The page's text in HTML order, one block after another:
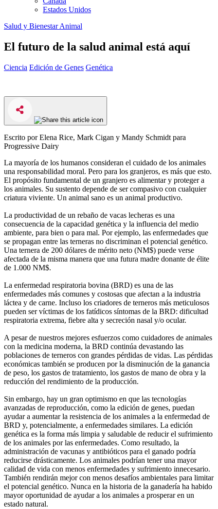
Estados Unidos
Salud y Bienestar Animal
El futuro de la salud animal está aquí
Ciencia Edición de Genes Genética
Escrito por Elena Rice, Mark Cigan y Mandy Schmidt para
Progressive Dairy
La mayoría de los humanos consideran el cuidado de los animales
una responsabilidad moral. Pero para los granjeros, es más que esto.
El propósito fundamental de un granjero es alimentar y proteger a
los animales. Su sustento depende de ser compasivo con cualquier
criatura viviente. Un animal sano es un animal productivo.
La productividad de un rebaño de vacas lecheras es una
consecuencia de la capacidad genética y la influencia del medio
ambiente, para bien o para mal. Por ejemplo, las enfermedades que
se propagan entre las terneras no discriminan el potencial genético.
Una ternera de 200 dólares de mérito neto (NM$) puede verse
afectada de la misma manera que una futura madre donante de élite
de 1.000 NM$.
La enfermedad respiratoria bovina (BRD) es una de las
enfermedades más comunes y costosas que afectan a la industria
láctea y de carne. Incluso los criadores de terneros más meticulosos
pueden ser víctimas de los fatídicos síntomas de la BRD: dificultad
respiratoria extrema, fiebre alta y secreción nasal y/o ocular.
A pesar de nuestros mejores esfuerzos como cuidadores de animales
con la medicina moderna, la BRD continúa devastando las
poblaciones de terneros con grandes pérdidas de vidas. Las pérdidas
económicas también se producen por la disminución de la ganancia
de peso, los gastos de tratamiento, los gastos de mano de obra y la
reducción del rendimiento de la producción.
Sin embargo, hay un gran optimismo en que las tecnologías
avanzadas de reproducción, como la edición de genes, puedan
ayudar a aumentar la resistencia de los animales a la enfermedad de
BRD y, potencialmente, a enfermedades similares. La edición
genética es la forma más limpia y saludable de reducir el sufrimiento
de los animales por las enfermedades. Como resultado, la
administración de vacunas y antibióticos para el ganado podría
reducirse drásticamente. Los animales podrían tener una mayor
calidad de vida con menos enfermedades y sufrimiento innecesario.
También rendirán mejor con menos desafíos ambientales para limitar
el potencial genético. Nunca en la historia de la ganadería ha habido
mayor oportunidad de ayudar a los animales a prosperar en un
estado natural.